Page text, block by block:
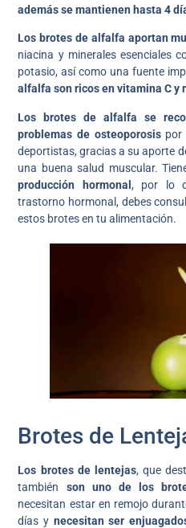
además se mantienen hasta 4
Los brotes de alfalfa aportan
niacina y minerales esenciales
potasio, así como una fuente
alfalfa son ricos en vitamina C y
Los brotes de alfalfa se
problemas de osteoporosispor
deportistas, gracias a su aporte
una buena salud muscular.
producción hormonal, por lo
trastorno hormonal, debes
estos brotes en tu alimentación.
Brotes de
Los brotes de lentejas, que
también son uno de los
necesitan estar en remojo
días y necesitan ser